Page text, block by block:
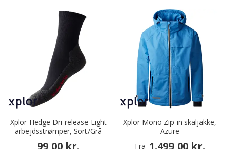
Xplor Hedge Dri-release Light
arbejdsstrømper, Sort/Grå
Xplor Mono Zip-in skaljakke,
Azure
Fra